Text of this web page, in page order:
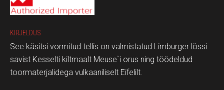
KIRJELDUS
See käsitsi vormitud tellis on valmistatud Limburger lössi
savist Kesselti kiltmaalt Meuse`i orus ning töödeldud
toormaterjalidega vulkaaniliselt Eifelilt.